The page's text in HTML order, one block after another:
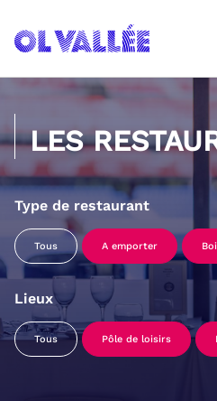
LES
Type de restaurant
Tous A emporter
Lieux
Tous Pôle de loisirs